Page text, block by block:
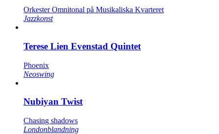
Orkester Omnitonal på Musikaliska Kvarteret
Jazzkonst
Terese Lien Evenstad Quintet
Phoenix
Neoswing
Nubiyan Twist
Chasing shadows
Londonblandning